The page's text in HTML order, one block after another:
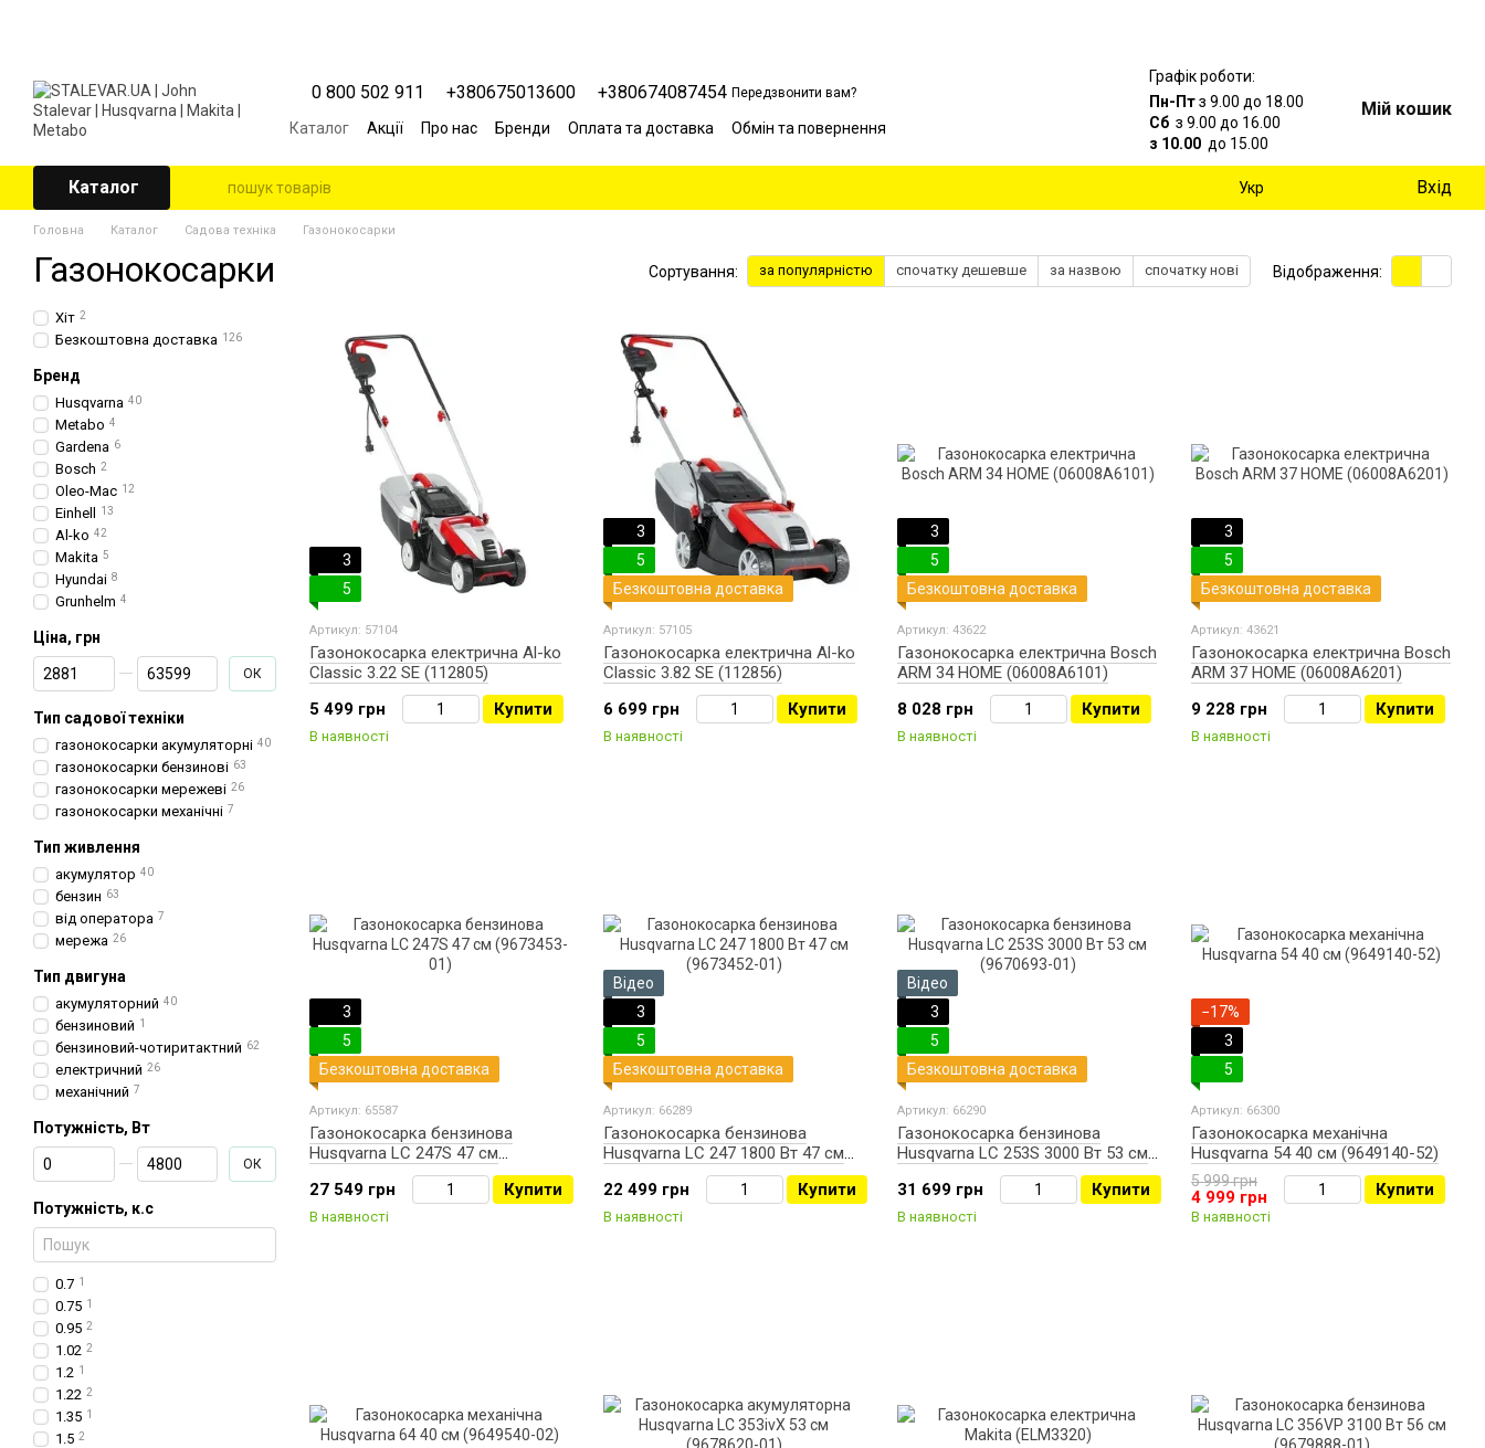
0 800 502 911 +380675013600 +380674087454 Передзвонити вам?
Каталог Акції Про нас Бренди Оплата та доставка
Обмін та повернення
Графік роботи:
Пн-Птз 9.00 до 18.00
Сб з 9.00 до 16.00
з 10.00 до 15.00
Мій кошик
Каталог Укр Вхід
Головна Каталог Садова техніка Газонокосарки
Газонокосарки Сортування: за популярністю спочатку дешевше за назвою спочатку нові Відображення:
3
5
Артикул: 57104
Газонокосарка електрична Al-ko
Classic 3.22 SE (112805)
5 499 грн
Купити
В наявності
3
5
Безкоштовна доставка
Артикул: 57105
Газонокосарка електрична Al-ko
Classic 3.82 SE (112856)
6 699 грн
Купити
В наявності
3
5
Безкоштовна доставка
Артикул: 43622
Газонокосарка електрична Bosch
ARM 34 HOME (06008A6101)
8 028 грн
Купити
В наявності
3
5
Безкоштовна доставка
Артикул: 43621
Газонокосарка електрична Bosch
ARM 37 HOME (06008A6201)
9 228 грн
Купити
В наявності
3
5
Безкоштовна доставка
Артикул: 65587
Газонокосарка бензинова
Husqvarna LC 247S 47 см
27 549 грн
Купити
В наявності
Відео
3
5
Безкоштовна доставка
Артикул: 66289
Газонокосарка бензинова
Husqvarna LC 247 1800 Вт 47 см
22 499 грн
Купити
В наявності
Відео
3
5
Безкоштовна доставка
Артикул: 66290
Газонокосарка бензинова
Husqvarna LC 253S 3000 Вт 53 см
31 699 грн
Купити
В наявності
−17%
3
5
Артикул: 66300
Газонокосарка механічна
Husqvarna 54 40 см (9649140-52)
5 999 грн
4 999 грн Купити
В наявності
Хіт 2
Безкоштовна доставка 126
Бренд
Husqvarna 40
Metabo 4
Gardena 6
Bosch 2
Oleo-Mac 12
Einhell 13
Al-ko 42
Makita 5
Hyundai 8
Grunhelm 4
Ціна, грн
От Ціна, грн
До Ціна, грн ОК
Тип садової техніки
газонокосарки акумуляторні 40
газонокосарки бензинові 63
газонокосарки мережеві 26
газонокосарки механічні 7
Тип живлення
акумулятор 40
бензин 63
від оператора 7
мережа 26
Тип двигуна
акумуляторний 40
бензиновий 1
бензиновий-чотиритактний 62
електричний 26
механічний 7
Потужність, Вт
От Потужність, Вт
До Потужність, Вт ОК
Потужність, к.с
0.7 1
0.75 1
0.95 2
1.02 2
1.2 1
1.22 2
1.35 1
1.5 2